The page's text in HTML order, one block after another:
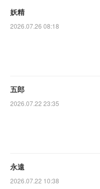
妖精
2026.07.26 08:18
五郎
2026.07.22 23:35
永遠
2026.07.22 10:38